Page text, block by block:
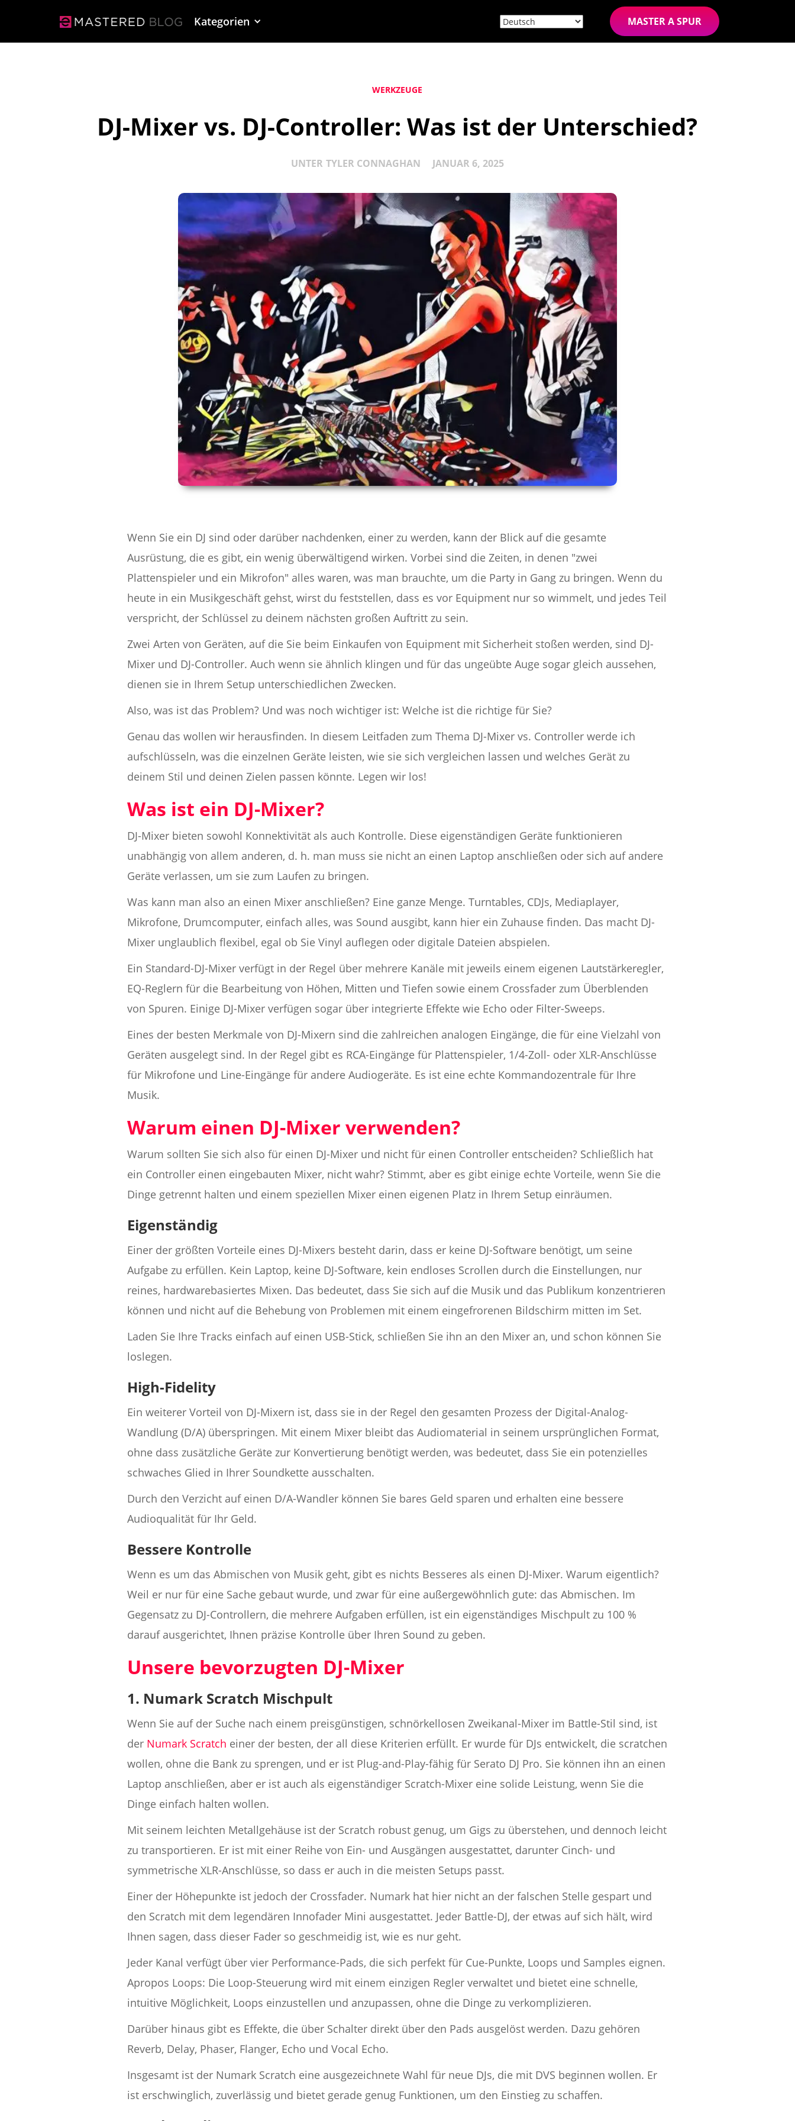
Kategorien MASTER A SPUR
WERKZEUGE
DJ-Mixer vs. DJ-Controller: Was ist der Unterschied?
UNTER TYLER CONNAGHAN JANUAR 6, 2025
Wenn Sie ein DJ sind oder darüber nachdenken, einer zu werden, kann der Blick auf die gesamte
Ausrüstung, die es gibt, ein wenig überwältigend wirken. Vorbei sind die Zeiten, in denen "zwei
Plattenspieler und ein Mikrofon" alles waren, was man brauchte, um die Party in Gang zu bringen. Wenn du
heute in ein Musikgeschäft gehst, wirst du feststellen, dass es vor Equipment nur so wimmelt, und jedes Teil
verspricht, der Schlüssel zu deinem nächsten großen Auftritt zu sein.
Zwei Arten von Geräten, auf die Sie beim Einkaufen von Equipment mit Sicherheit stoßen werden, sind DJ-
Mixer und DJ-Controller. Auch wenn sie ähnlich klingen und für das ungeübte Auge sogar gleich aussehen,
dienen sie in Ihrem Setup unterschiedlichen Zwecken.
Also, was ist das Problem? Und was noch wichtiger ist: Welche ist die richtige für Sie?
Genau das wollen wir herausfinden. In diesem Leitfaden zum Thema DJ-Mixer vs. Controller werde ich
aufschlüsseln, was die einzelnen Geräte leisten, wie sie sich vergleichen lassen und welches Gerät zu
deinem Stil und deinen Zielen passen könnte. Legen wir los!
Was ist ein DJ-Mixer?
DJ-Mixer bieten sowohl Konnektivität als auch Kontrolle. Diese eigenständigen Geräte funktionieren
unabhängig von allem anderen, d. h. man muss sie nicht an einen Laptop anschließen oder sich auf andere
Geräte verlassen, um sie zum Laufen zu bringen.
Was kann man also an einen Mixer anschließen? Eine ganze Menge. Turntables, CDJs, Mediaplayer,
Mikrofone, Drumcomputer, einfach alles, was Sound ausgibt, kann hier ein Zuhause finden. Das macht DJ-
Mixer unglaublich flexibel, egal ob Sie Vinyl auflegen oder digitale Dateien abspielen.
Ein Standard-DJ-Mixer verfügt in der Regel über mehrere Kanäle mit jeweils einem eigenen Lautstärkeregler,
EQ-Reglern für die Bearbeitung von Höhen, Mitten und Tiefen sowie einem Crossfader zum Überblenden
von Spuren. Einige DJ-Mixer verfügen sogar über integrierte Effekte wie Echo oder Filter-Sweeps.
Eines der besten Merkmale von DJ-Mixern sind die zahlreichen analogen Eingänge, die für eine Vielzahl von
Geräten ausgelegt sind. In der Regel gibt es RCA-Eingänge für Plattenspieler, 1/4-Zoll- oder XLR-Anschlüsse
für Mikrofone und Line-Eingänge für andere Audiogeräte. Es ist eine echte Kommandozentrale für Ihre
Musik.
Warum einen DJ-Mixer verwenden?
Warum sollten Sie sich also für einen DJ-Mixer und nicht für einen Controller entscheiden? Schließlich hat
ein Controller einen eingebauten Mixer, nicht wahr? Stimmt, aber es gibt einige echte Vorteile, wenn Sie die
Dinge getrennt halten und einem speziellen Mixer einen eigenen Platz in Ihrem Setup einräumen.
Eigenständig
Einer der größten Vorteile eines DJ-Mixers besteht darin, dass er keine DJ-Software benötigt, um seine
Aufgabe zu erfüllen. Kein Laptop, keine DJ-Software, kein endloses Scrollen durch die Einstellungen, nur
reines, hardwarebasiertes Mixen. Das bedeutet, dass Sie sich auf die Musik und das Publikum konzentrieren
können und nicht auf die Behebung von Problemen mit einem eingefrorenen Bildschirm mitten im Set.
Laden Sie Ihre Tracks einfach auf einen USB-Stick, schließen Sie ihn an den Mixer an, und schon können Sie
loslegen.
High-Fidelity
Ein weiterer Vorteil von DJ-Mixern ist, dass sie in der Regel den gesamten Prozess der Digital-Analog-
Wandlung (D/A) überspringen. Mit einem Mixer bleibt das Audiomaterial in seinem ursprünglichen Format,
ohne dass zusätzliche Geräte zur Konvertierung benötigt werden, was bedeutet, dass Sie ein potenzielles
schwaches Glied in Ihrer Soundkette ausschalten.
Durch den Verzicht auf einen D/A-Wandler können Sie bares Geld sparen und erhalten eine bessere
Audioqualität für Ihr Geld.
Bessere Kontrolle
Wenn es um das Abmischen von Musik geht, gibt es nichts Besseres als einen DJ-Mixer. Warum eigentlich?
Weil er nur für eine Sache gebaut wurde, und zwar für eine außergewöhnlich gute: das Abmischen. Im
Gegensatz zu DJ-Controllern, die mehrere Aufgaben erfüllen, ist ein eigenständiges Mischpult zu 100 %
darauf ausgerichtet, Ihnen präzise Kontrolle über Ihren Sound zu geben.
Unsere bevorzugten DJ-Mixer
1. Numark Scratch Mischpult
Wenn Sie auf der Suche nach einem preisgünstigen, schnörkellosen Zweikanal-Mixer im Battle-Stil sind, ist
der Numark Scratch einer der besten, der all diese Kriterien erfüllt. Er wurde für DJs entwickelt, die scratchen
wollen, ohne die Bank zu sprengen, und er ist Plug-and-Play-fähig für Serato DJ Pro. Sie können ihn an einen
Laptop anschließen, aber er ist auch als eigenständiger Scratch-Mixer eine solide Leistung, wenn Sie die
Dinge einfach halten wollen.
Mit seinem leichten Metallgehäuse ist der Scratch robust genug, um Gigs zu überstehen, und dennoch leicht
zu transportieren. Er ist mit einer Reihe von Ein- und Ausgängen ausgestattet, darunter Cinch- und
symmetrische XLR-Anschlüsse, so dass er auch in die meisten Setups passt.
Einer der Höhepunkte ist jedoch der Crossfader. Numark hat hier nicht an der falschen Stelle gespart und
den Scratch mit dem legendären Innofader Mini ausgestattet. Jeder Battle-DJ, der etwas auf sich hält, wird
Ihnen sagen, dass dieser Fader so geschmeidig ist, wie es nur geht.
Jeder Kanal verfügt über vier Performance-Pads, die sich perfekt für Cue-Punkte, Loops und Samples eignen.
Apropos Loops: Die Loop-Steuerung wird mit einem einzigen Regler verwaltet und bietet eine schnelle,
intuitive Möglichkeit, Loops einzustellen und anzupassen, ohne die Dinge zu verkomplizieren.
Darüber hinaus gibt es Effekte, die über Schalter direkt über den Pads ausgelöst werden. Dazu gehören
Reverb, Delay, Phaser, Flanger, Echo und Vocal Echo.
Insgesamt ist der Numark Scratch eine ausgezeichnete Wahl für neue DJs, die mit DVS beginnen wollen. Er
ist erschwinglich, zuverlässig und bietet gerade genug Funktionen, um den Einstieg zu schaffen.